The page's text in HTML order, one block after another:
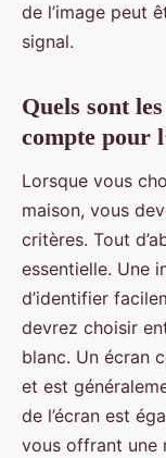
de l’image peut
signal.
Quels sont
compte pour
Lorsque vous
maison, vous
critères. Tout
essentielle. Une
d’identifier
devrez choisir
blanc. Un écran
et est
de l’écran est
vous offrant une